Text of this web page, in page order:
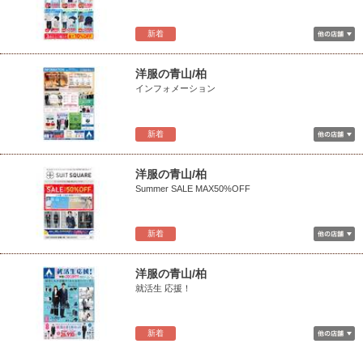
新着
新着
洋服の青山/柏
インフォメーション
新着
洋服の青山/柏
Summer SALE MAX50%OFF
新着
洋服の青山/柏
就活生 応援！